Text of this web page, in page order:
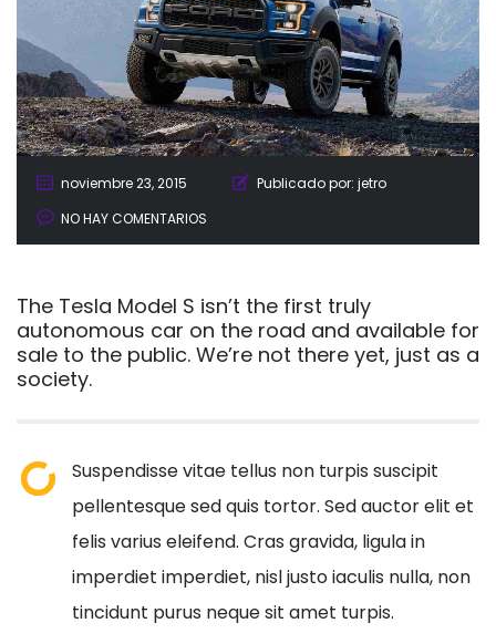
noviembre 23, 2015 Publicado por: jetro
NO HAY COMENTARIOS
The Tesla Model S isn’t the first truly
autonomous car on the road and available for
sale to the public. We’re not there yet, just as a
society.
Suspendisse vitae tellus non turpis suscipit
pellentesque sed quis tortor. Sed auctor elit et
felis varius eleifend. Cras gravida, ligula in
imperdiet imperdiet, nisl justo iaculis nulla, non
tincidunt purus neque sit amet turpis.